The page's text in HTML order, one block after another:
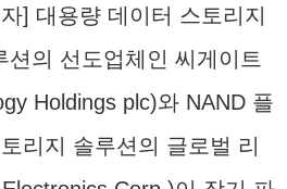
] 대용량 데이터 스토리지
션의 선도업체인 씨게이트
Holdings plc)와 NAND 플
리지 솔루션의 글로벌 리